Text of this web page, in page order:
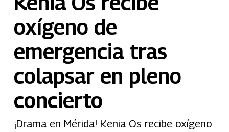
oxígeno de
emergencia tras
colapsar en pleno
concierto
¡Drama en Mérida! Kenia Os recibe oxígeno